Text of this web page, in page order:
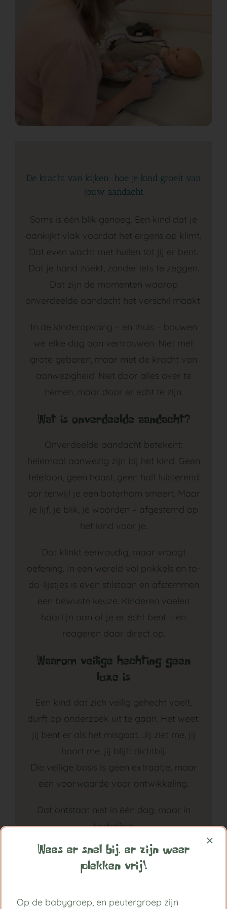
De kracht van kijken: hoe je kind groeit van
jouw aandacht
Soms is één blik genoeg. Een kind dat je
aankijkt vlak voordat het ergens op klimt.
Dat even wacht met huilen tot jij er bent.
Dat je hand zoekt, zonder iets te zeggen.
Dat zijn de momenten waarop
onverdeelde aandacht het verschil maakt.
In de kinderopvang – en thuis – bouwen
we elke dag aan vertrouwen. Niet met
grote gebaren, maar met de kracht van
aanwezigheid. Niet door alles over te
nemen, maar door er echt te zijn.
Wat is onverdeelde aandacht?
Onverdeelde aandacht betekent:
helemaal aanwezig zijn bij het kind. Geen
telefoon, geen haast, geen half luisterend
oor terwijl je een boterham smeert. Maar
je lijf, je blik, je woorden – afgestemd op
het kind voor je.
Dat klinkt eenvoudig, maar vraagt
oefening. In een wereld vol prikkels en to-
do-lijstjes is even stilstaan en afstemmen
een bewuste keuze. Kinderen voelen
haarfijn aan of je er écht bent – en
reageren daar direct op.
Waarom veilige hechting geen
luxe is
Een kind dat zich veilig gehecht voelt,
durft op onderzoek uit te gaan. Het weet:
jij bent er als het misgaat. Jij ziet me, jij
hoort me, jij blijft dichtbij.
Die veilige basis is geen extraatje, maar
een voorwaarde voor ontwikkeling.
Dat ontstaat niet in één dag, maar in
herhaling:
– Altijd op dezelfde manier begroeten
– Met aandacht verschonen en aankleden
– De tijd nemen voor overgangen (zoals
Wees er snel bij, er zijn weer
plekken vrij!
Op de babygroep, en peutergroep zijn